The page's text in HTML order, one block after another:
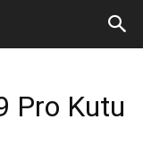
Pro Kutu